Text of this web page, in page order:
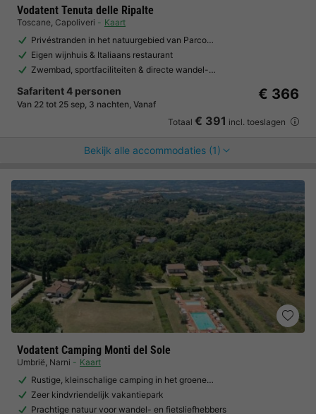
Vodatent Tenuta delle Ripalte
Toscane, Capoliveri
Kaart
Privéstranden in het natuurgebied van Parco…
Eigen wijnhuis & Italiaans restaurant
Zwembad, sportfaciliteiten & directe wandel-…
Safaritent 4 personen
Van 22 tot 25 sep, 3 nachten, Vanaf
€ 366
Totaal € 391 incl. toeslagen
Bekijk alle accommodaties (1)
Vodatent Camping Monti del Sole
Umbrië, Narni
Kaart
Rustige, kleinschalige camping in het groene…
Zeer kindvriendelijk vakantiepark
Prachtige natuur voor wandel- en fietsliefhebbers